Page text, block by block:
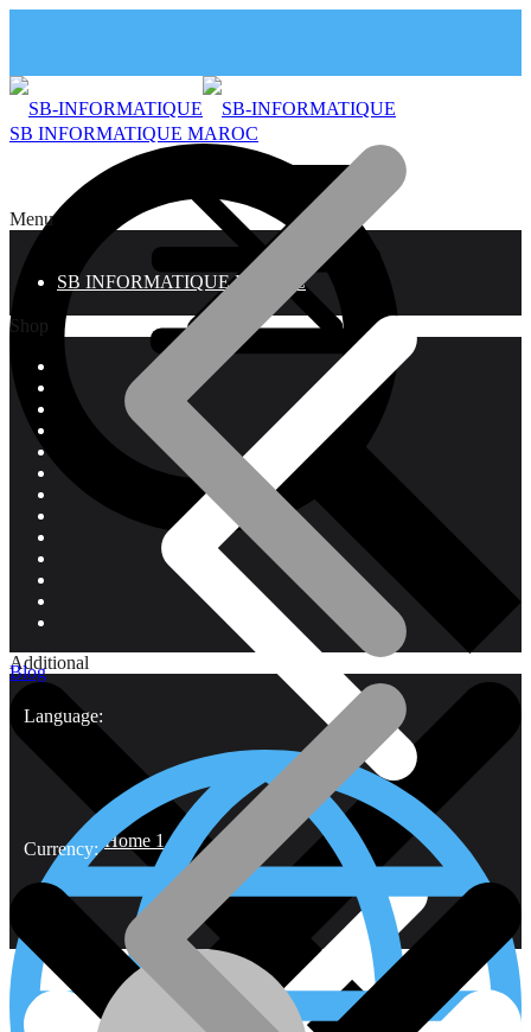
Menu
SB INFORMATIQUE MAROC
Home 1
Shop
Additional
Language:
Currency:
SB INFORMATIQUE MAROC
Blog